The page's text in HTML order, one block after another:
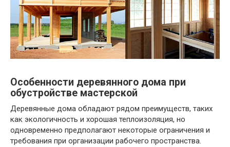
Особенности деревянного дома при
обустройстве мастерской
Деревянные дома обладают рядом преимуществ, таких
как экологичность и хорошая теплоизоляция, но
одновременно предполагают некоторые ограничения и
требования при организации рабочего пространства.